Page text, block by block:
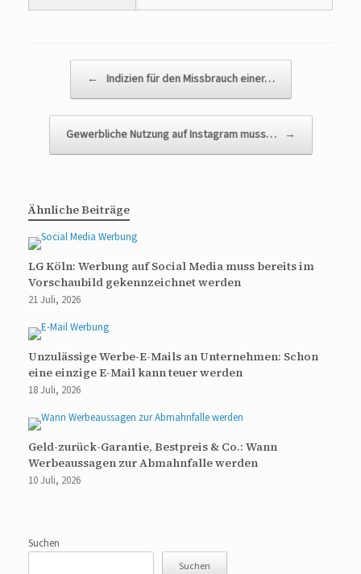
← Indizien für den Missbrauch einer…
Gewerbliche Nutzung auf Instagram muss… →
Ähnliche Beiträge
LG Köln: Werbung auf Social Media muss bereits im
Vorschaubild gekennzeichnet werden
21 Juli, 2026
Unzulässige Werbe-E-Mails an Unternehmen: Schon
eine einzige E-Mail kann teuer werden
18 Juli, 2026
Geld-zurück-Garantie, Bestpreis & Co.: Wann
Werbeaussagen zur Abmahnfalle werden
10 Juli, 2026
Suchen
Suchen